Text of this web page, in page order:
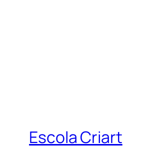
Escola Criart